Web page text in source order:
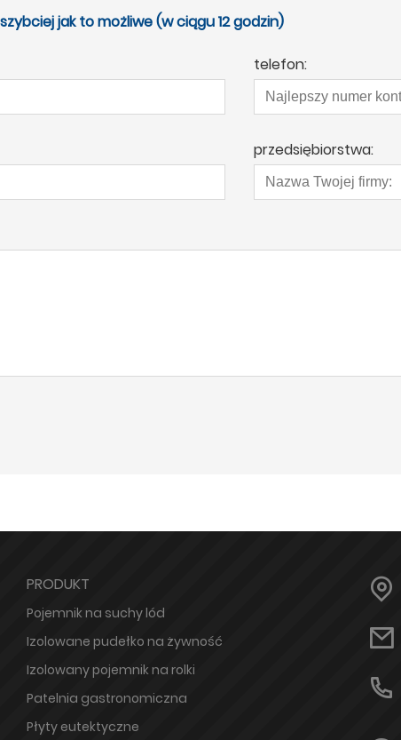
jak to możliwe (w ciągu 12 godzin)
telefon:
przedsiębiorstwa:
PRODUKT
Pojemnik na suchy lód
Izolowane pudełko na żywność
Izolowany pojemnik na rolki
Patelnia gastronomiczna
Płyty eutektyczne